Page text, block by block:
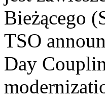
Bieżącego
TSO
Day